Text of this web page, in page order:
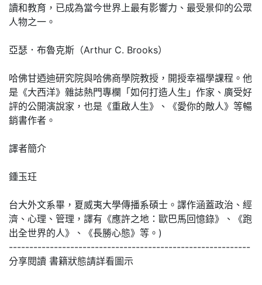
讀和教育，已成為當今世界上最有影響力、最受景仰的公眾
人物之一。
亞瑟．布魯克斯（Arthur C. Brooks）
哈佛甘迺迪研究院與哈佛商學院教授，開授幸福學課程。他
是《大西洋》雜誌熱門專欄「如何打造人生」作家、廣受好
評的公開演說家，也是《重啟人生》、《愛你的敵人》等暢
銷書作者。
譯者簡介
鍾玉玨
台大外文系畢，夏威夷大學傳播系碩士。譯作涵蓋政治、經
濟、心理、管理，譯有《應許之地：歐巴馬回憶錄》、《跑
出全世界的人》、《長勝心態》等。)
-----------------------------------------------------------
分享閱讀 書籍狀態請詳看圖示